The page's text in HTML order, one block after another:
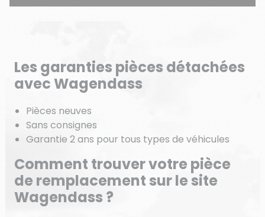
Les garanties pièces détachées
avec Wagendass
Pièces neuves
Sans consignes
Garantie 2 ans pour tous types de véhicules
Comment trouver votre pièce
de remplacement sur le site
Wagendass ?